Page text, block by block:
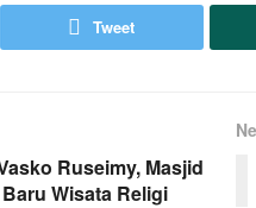
Tweet
Ruseimy, Masjid
Wisata Religi